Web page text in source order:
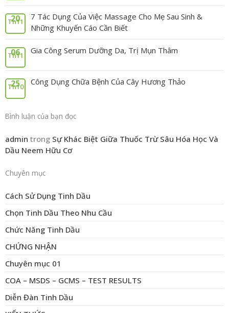
20
Th11
7 Tác Dụng Của Việc Massage Cho Mẹ Sau Sinh &
Những Khuyến Cáo Cần Biết
06
Th11 Gia Công Serum Dưỡng Da, Trị Mụn Thâm
25
Th10 Công Dụng Chữa Bệnh Của Cây Hương Thảo
Bình luận của bạn đọc
admin trong Sự Khác Biệt Giữa Thuốc Trừ Sâu Hóa Học Và
Dầu Neem Hữu Cơ
Chuyên mục
Cách Sử Dụng Tinh Dầu
Chọn Tinh Dầu Theo Nhu Cầu
Chức Năng Tinh Dầu
CHỨNG NHẬN
Chuyên mục 01
COA – MSDS – GCMS – TEST RESULTS
Diễn Đàn Tinh Dầu